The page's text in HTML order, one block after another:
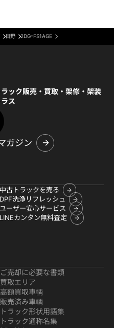
日野 2DG-FS1AGE
ック販売・買取・架修・架装
ス
ガジン
中古トラックを売る
DPF洗浄リフレッシュ
ユーザー安心サービス
LINEカンタン無料査定
ご売却に必要な書類
買取エリア
高額買取車輌
販売済み車輌
トラック形状用語集
トラック通称名集